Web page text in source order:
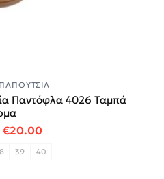
Παντόφλα 4026 Ταμπά
Original price was: €69.00.
€20.00Η τρέχουσα τιμή
39 40